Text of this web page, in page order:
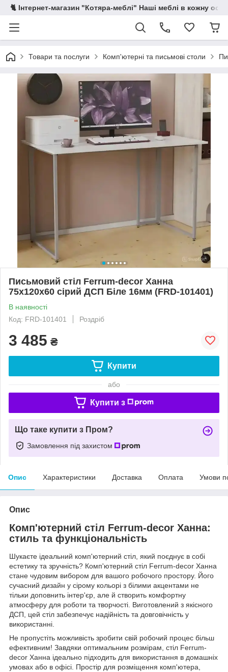
🐈 Інтернет-магазин "Котяра-меблі" Наші меблі в кожну
Товари та послуги Комп'ютерні та письмові столи
Письмовий стіл Ferrum-decor Ханна
75x120x60 сірий ДСП Біле 16мм (FRD-101401)
В наявності
Код: FRD-101401
Роздріб
3 485 ₴
Купити
або
Купити з
Що таке купити з Пром?
Замовлення під захистом
Опис Характеристики Доставка Оплата Умови
Опис
Комп'ютерний стіл Ferrum-decor Ханна:
стиль та функціональність
Шукаєте ідеальний комп'ютерний стіл, який поєднує в собі
естетику та зручність? Комп'ютерний стіл Ferrum-decor Ханна
стане чудовим вибором для вашого робочого простору. Його
сучасний дизайн у сірому кольорі з білими акцентами не
тільки доповнить інтер'єр, але й створить комфортну
атмосферу для роботи та творчості. Виготовлений з якісного
ДСП, цей стіл забезпечує надійність та довговічність у
використанні.
Не пропустіть можливість зробити свій робочий процес більш
ефективним! Завдяки оптимальним розмірам, стіл Ferrum-
decor Ханна ідеально підходить для використання в домашніх
умовах або в офісі. Простір для розміщення комп'ютера,